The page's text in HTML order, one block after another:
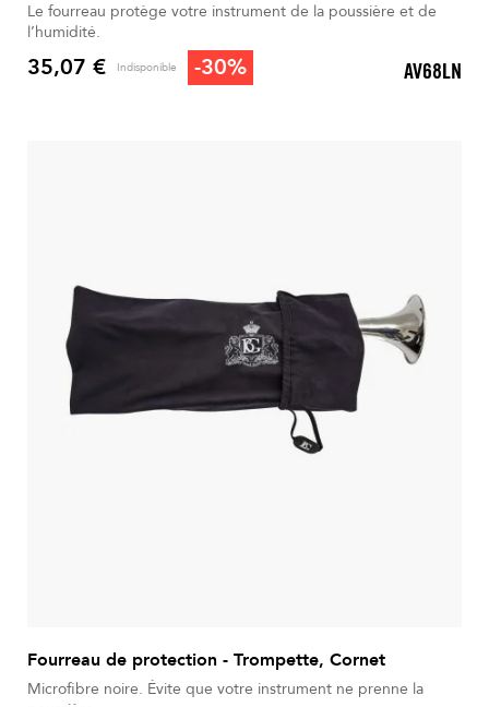
Le fourreau protège votre instrument de la poussière et de
l’humidité.
Prix
35,07 € Indisponible -30% AV68LN
Fourreau de protection - Trompette, Cornet
Microfibre noire. Évite que votre instrument ne prenne la